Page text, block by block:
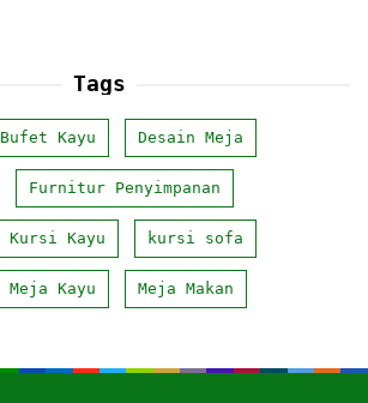
Tags
Bufet Kayu Desain Meja
Furnitur Penyimpanan
Kursi Kayu kursi sofa
Meja Kayu Meja Makan